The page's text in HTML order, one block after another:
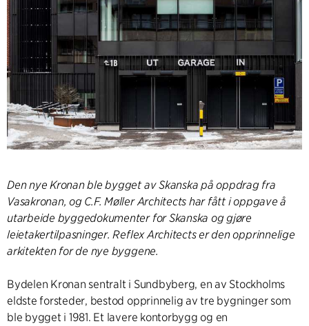
Den nye Kronan ble bygget av Skanska på oppdrag fra
Vasakronan, og C.F. Møller Architects har fått i oppgave å
utarbeide byggedokumenter for Skanska og gjøre
leietakertilpasninger. Reflex Architects er den opprinnelige
arkitekten for de nye byggene.
Bydelen Kronan sentralt i Sundbyberg, en av Stockholms
eldste forsteder, bestod opprinnelig av tre bygninger som
ble bygget i 1981. Et lavere kontorbygg og en